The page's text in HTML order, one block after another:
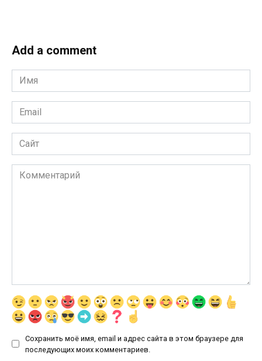
Add a comment
Имя
*
Email
*
Сайт
Комментарий
Сохранить моё имя, email и адрес сайта в этом браузере для
последующих моих комментариев.